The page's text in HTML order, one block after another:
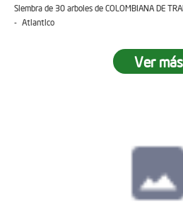
Siembra de 30 arboles de COLOMBIANA DE
- Atlantico
Ver más